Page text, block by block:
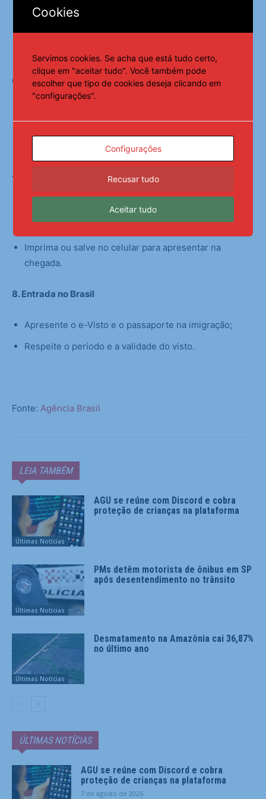
6. Aguarde o processamento
As notificações serão enviadas para oe-mail
7. Receba seu e-Visto
Após a aprovação, o e-Visto será enviado
Imprima ou salve no celular para apresentar na
chegada.
8. Entrada no Brasil
Apresente o e-Visto e o passaporte na imigração;
Respeite o período e a validade do visto.
Fonte: Agência Brasil
LEIA TAMBÉM
Últimas Notícias
AGU se reúne com Discord e cobra
proteção de crianças na plataforma
Últimas Notícias
PMs detêm motorista de ônibus em SP
após desentendimento no trânsito
Últimas Notícias
Desmatamento na Amazônia cai 36,87%
no último ano
ÚLTIMAS NOTÍCIAS
AGU se reúne com Discord e cobra
proteção de crianças na plataforma
7 de agosto de 2026
Cookies
Servimos cookies. Se acha que está tudo certo,
clique em "aceitar tudo". Você também pode
escolher que tipo de cookies deseja clicando em
"configurações".
Configurações
Recusar tudo
Aceitar tudo